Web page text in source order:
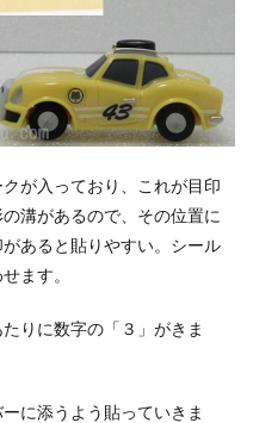
が入っており、これが目印
溝があるので、その位置に
あると貼りやすい。シール
ます。
りに数字の「３」がきま
に添うよう貼っていきま